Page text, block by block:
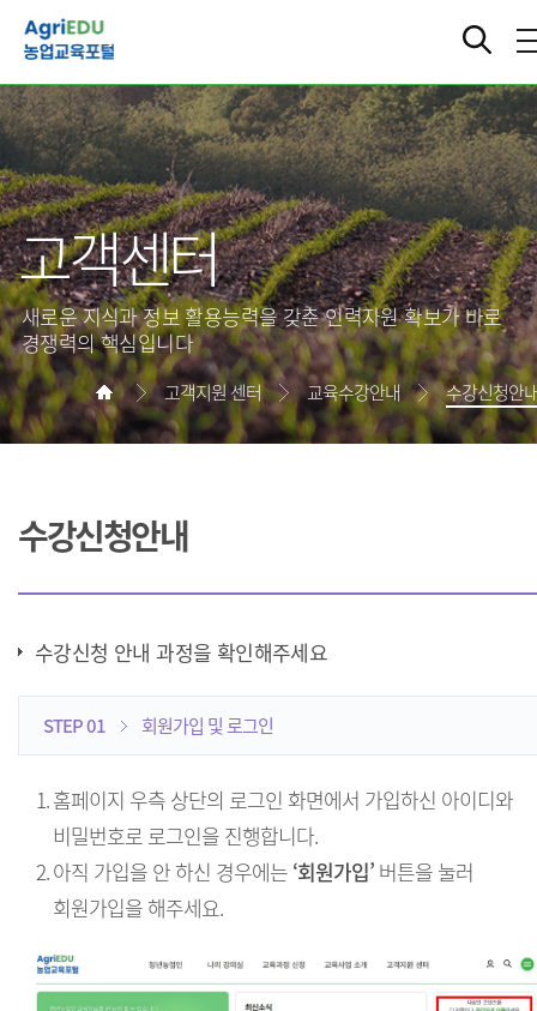
고객센터
새로운 지식과 정보 활용능력을 갖춘 인력자원 확보가 바로
경쟁력의 핵심입니다
고객지원 센터 교육수강안내 수강신청안
수강신청안내
수강신청 안내 과정을 확인해주세요
STEP 01 회원가입 및 로그인
1.홈페이지 우측 상단의 로그인 화면에서 가입하신 아이디와
비밀번호로 로그인을 진행합니다.
2.아직 가입을 안 하신 경우에는 ‘회원가입’ 버튼을 눌러
회원가입을 해주세요.